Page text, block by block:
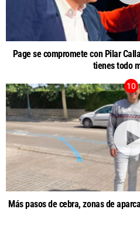
Page se compromete con Pilar
tienes todo
Más pasos de cebra, zonas de